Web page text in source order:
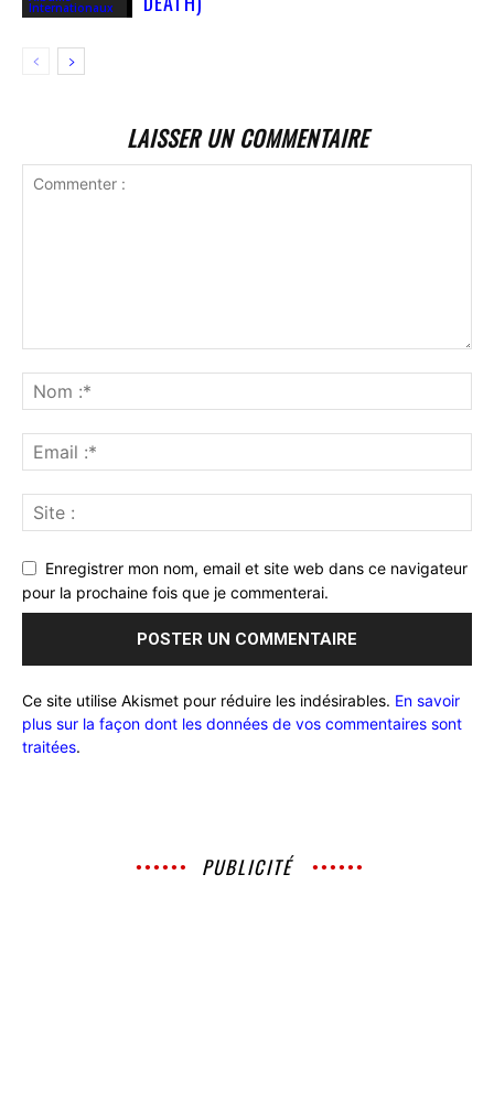
Internationaux
LAISSER UN COMMENTAIRE
Enregistrer mon nom, email et site web dans ce navigateur
pour la prochaine fois que je commenterai.
Ce site utilise Akismet pour réduire les indésirables. En savoir
plus sur la façon dont les données de vos commentaires sont
traitées.
PUBLICITÉ